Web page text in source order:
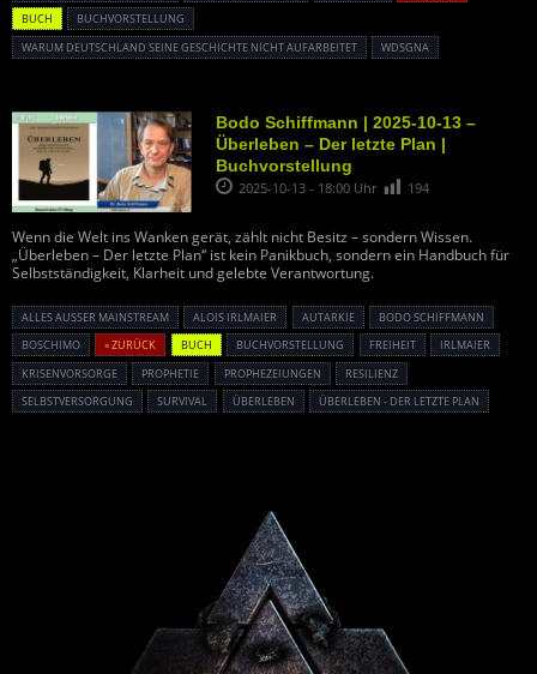
BUCH
BUCHVORSTELLUNG
WARUM DEUTSCHLAND SEINE GESCHICHTE NICHT AUFARBEITET
WDSGNA
Bodo Schiffmann | 2025-10-13 –
Überleben – Der letzte Plan |
Buchvorstellung
2025-10-13 - 18:00 Uhr 194
Wenn die Welt ins Wanken gerät, zählt nicht Besitz – sondern Wissen.
„Überleben – Der letzte Plan“ ist kein Panikbuch, sondern ein Handbuch für
Selbstständigkeit, Klarheit und gelebte Verantwortung.
ALLES AUSSER MAINSTREAM ALOIS IRLMAIER AUTARKIE
BODO SCHIFFMANN
BOSCHIMO
« ZURÜCK BUCH BUCHVORSTELLUNG FREIHEIT
IRLMAIER
KRISENVORSORGE
PROPHETIE PROPHEZEIUNGEN
RESILIENZ
SELBSTVERSORGUNG
SURVIVAL ÜBERLEBEN ÜBERLEBEN - DER LETZTE PLAN
Powered By :